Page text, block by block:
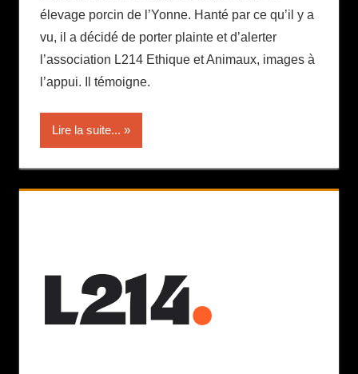
élevage porcin de l’Yonne. Hanté par ce qu’il y a
vu, il a décidé de porter plainte et d’alerter
l’association L214 Ethique et Animaux, images à
l’appui. Il témoigne.
Lire la suite...